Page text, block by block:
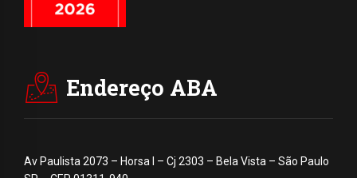
Endereço ABA
Av Paulista 2073 – Horsa I – Cj 2303 – Bela Vista – São Paulo